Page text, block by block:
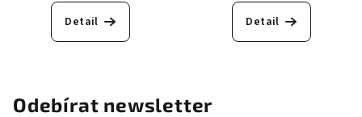
Detail Detail
Odebírat newsletter